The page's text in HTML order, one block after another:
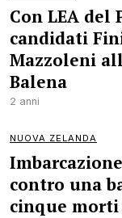
Con LEA del
candidati
Mazzoleni
Balena
2 anni
NUOVA ZELANDA
Imbarcazione
contro una
cinque morti